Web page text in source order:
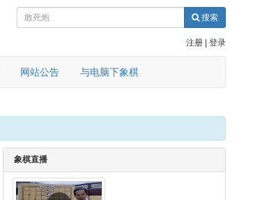
搜索
注册 登录
网站公告 与电脑下象棋
象棋直播